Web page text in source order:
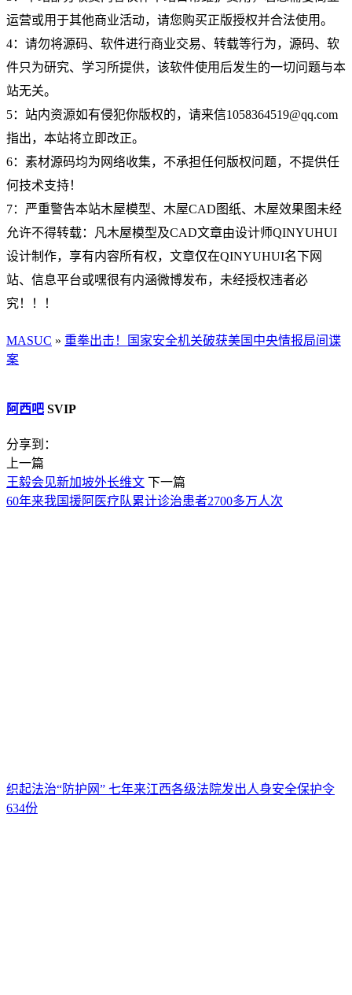
运营或用于其他商业活动，请您购买正版授权并合法使用。
4：请勿将源码、软件进行商业交易、转载等行为，源码、软
件只为研究、学习所提供，该软件使用后发生的一切问题与本
站无关。
5：站内资源如有侵犯你版权的，请来信1058364519@qq.com
指出，本站将立即改正。
6：素材源码均为网络收集，不承担任何版权问题，不提供任
何技术支持！
7：严重警告本站木屋模型、木屋CAD图纸、木屋效果图未经
允许不得转载：凡木屋模型及CAD文章由设计师QINYUHUI
设计制作，享有内容所有权，文章仅在QINYUHUI名下网
站、信息平台或嘿很有内涵微博发布，未经授权违者必
究！！！
MASUC » 重拳出击！国家安全机关破获美国中央情报局间谍
案
阿西吧 SVIP
分享到：
上一篇
王毅会见新加坡外长维文 下一篇
60年来我国援阿医疗队累计诊治患者2700多万人次
织起法治“防护网” 七年来江西各级法院发出人身安全保护令
634份